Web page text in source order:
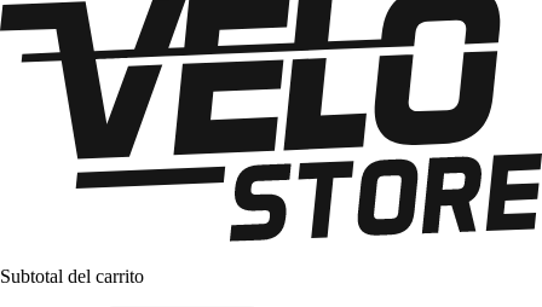
Subtotal del carrito